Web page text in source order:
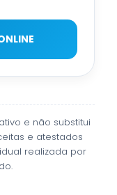
e não substitui
e atestados
realizada por